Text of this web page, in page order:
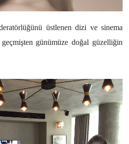
üstlenen dizi ve sinema
günümüze doğal güzelliğin